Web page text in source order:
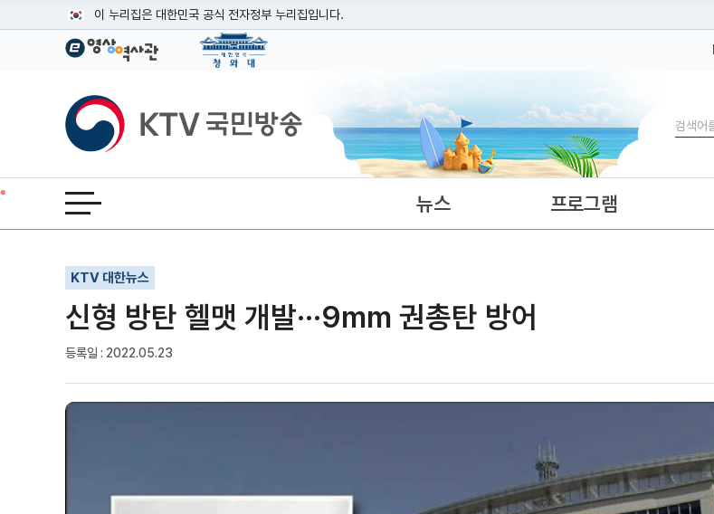
이 누리집은 대한민국 공식 전자정부 누리집입니다.
공식 누리집 주소 확인하기
이밖에 or.kr 또는 .kr등 다른 도메인 주소를 사용하고 있다면 아래 URL에서 도메인 주소를 확인해 보세요
운영중인 공식 누리집보기
KTV국민방송
검색
전체메뉴 열기 뉴스 프로그램
KTV 대한뉴스
신형 방탄 헬맷 개발···9mm 권총탄 방어
등록일 : 2022.05.23
기사인쇄
글자확대
글자축소